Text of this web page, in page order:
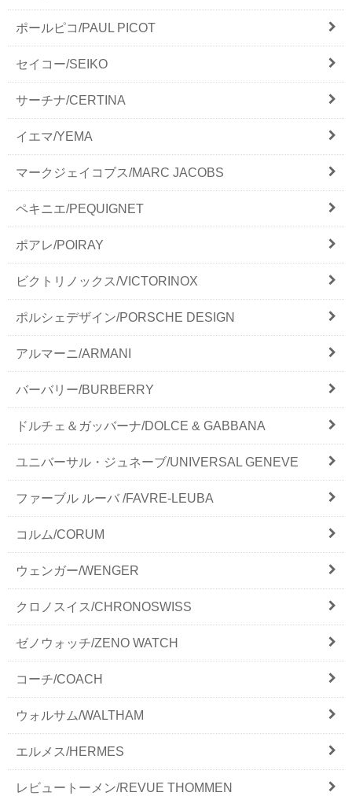
ポールピコ/PAUL PICOT
セイコー/SEIKO
サーチナ/CERTINA
イエマ/YEMA
マークジェイコブス/MARC JACOBS
ペキニエ/PEQUIGNET
ポアレ/POIRAY
ビクトリノックス/VICTORINOX
ポルシェデザイン/PORSCHE DESIGN
アルマーニ/ARMANI
バーバリー/BURBERRY
ドルチェ＆ガッバーナ/DOLCE & GABBANA
ユニバーサル・ジュネーブ/UNIVERSAL GENEVE
ファーブル ルーバ /FAVRE-LEUBA
コルム/CORUM
ウェンガー/WENGER
クロノスイス/CHRONOSWISS
ゼノウォッチ/ZENO WATCH
コーチ/COACH
ウォルサム/WALTHAM
エルメス/HERMES
レビュートーメン/REVUE THOMMEN